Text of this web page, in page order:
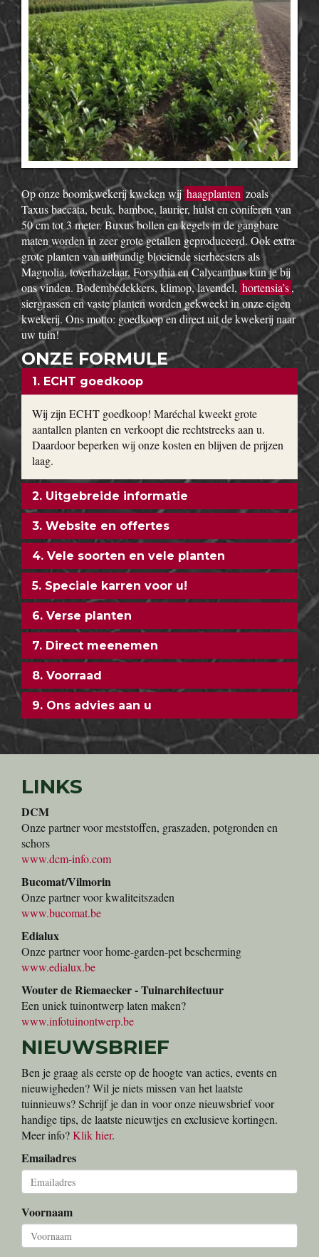
Op onze boomkwekerij kweken wijhaagplanten zoals
Taxus baccata, beuk, bamboe, laurier, hulst en coniferen van
50 cm tot 3 meter. Buxus bollen en kegels in de gangbare
maten worden in zeer grote getallen geproduceerd. Ook extra
grote planten van uitbundig bloeiende sierheesters als
Magnolia, toverhazelaar, Forsythia en Calycanthus kun je bij
ons vinden. Bodembedekkers, klimop, lavendel, hortensia’s,
siergrassen en vaste planten worden gekweekt in onze eigen
kwekerij. Ons motto: goedkoop en direct uit de kwekerij naar
uw tuin!
ONZE FORMULE
1. ECHT goedkoop
Wij zijn ECHT goedkoop! Maréchal kweekt grote
aantallen planten en verkoopt die rechtstreeks aan u.
Daardoor beperken wij onze kosten en blijven de prijzen
laag.
2. Uitgebreide informatie
3. Website en offertes
4. Vele soorten en vele planten
5. Speciale karren voor u!
6. Verse planten
7. Direct meenemen
8. Voorraad
9. Ons advies aan u
LINKS
DCM
Onze partner voor meststoffen, graszaden, potgronden en
schors
www.dcm-info.com
Bucomat/Vilmorin
Onze partner voor kwaliteitszaden
www.bucomat.be
Edialux
Onze partner voor home-garden-pet bescherming
www.edialux.be
Wouter de Riemaecker - Tuinarchitectuur
Een uniek tuinontwerp laten maken?
www.infotuinontwerp.be
NIEUWSBRIEF
Ben je graag als eerste op de hoogte van acties, events en
nieuwigheden? Wil je niets missen van het laatste
tuinnieuws? Schrijf je dan in voor onze nieuwsbrief voor
handige tips, de laatste nieuwtjes en exclusieve kortingen.
Meer info?Klik hier.
Emailadres
Voornaam